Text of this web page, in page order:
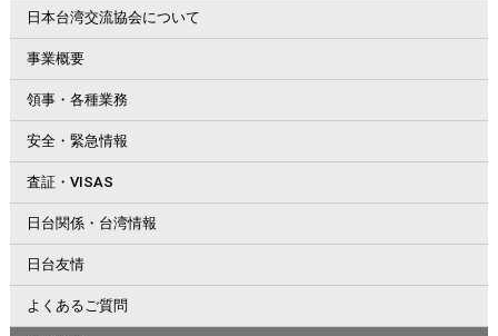
日本台湾交流協会について
事業概要
領事・各種業務
安全・緊急情報
査証・VISAS
日台関係・台湾情報
日台友情
よくあるご質問